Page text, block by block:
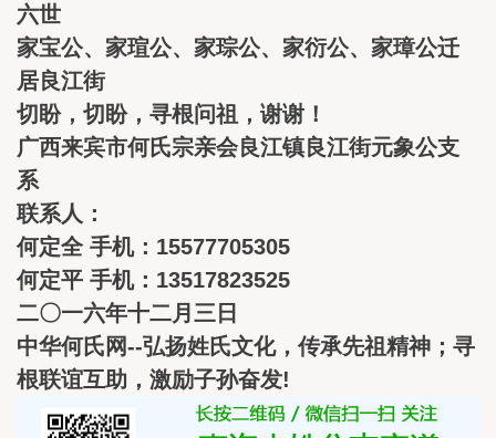
六世
家宝公、家瑄公、家琮公、家衍公、家璋公迁
居良江街
切盼，切盼，寻根问祖，谢谢！
广西来宾市何氏宗亲会良江镇良江街元象公支
系
联系人：
何定全 手机：15577705305
何定平 手机：13517823525
二〇一六年十二月三日
中华何氏网--弘扬姓氏文化，传承先祖精神；寻
根联谊互助，激励子孙奋发!